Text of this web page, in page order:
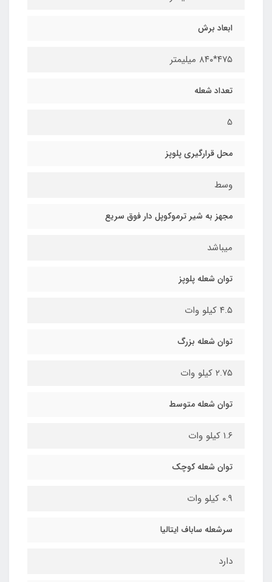
ابعاد برش
۴۷۵*۸۴۰ میلیمتر
تعداد شعله
5
محل قرارگیری پلوپز
وسط
مجهز به شیر ترموکوپل دار فوق سریع
میباشد
توان شعله پلوپز
۴.۵ کیلو وات
توان شعله بزرگ
۲.۷۵ کیلو وات
توان شعله متوسط
۱.۶ کیلو وات
توان شعله کوچک
۰.۹ کیلو وات
سرشعله ساباف ایتالیا
دارد